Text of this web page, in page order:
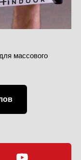
массового